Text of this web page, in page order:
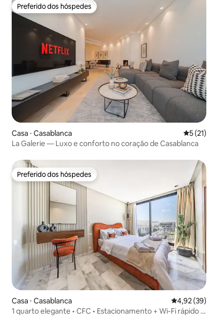
Preferido dos hóspedes
Preferido dos hóspedes
Casa ⋅ Casablanca 5 de uma
5 (21)
La Galerie — Luxo e conforto no coração de Casablanca
Preferido dos hóspedes
Preferido dos hóspedes
Casa ⋅ Casablanca 4,92 de uma
4,92 (39)
1 quarto elegante • CFC • Estacionamento + Wi-Fi rápido +